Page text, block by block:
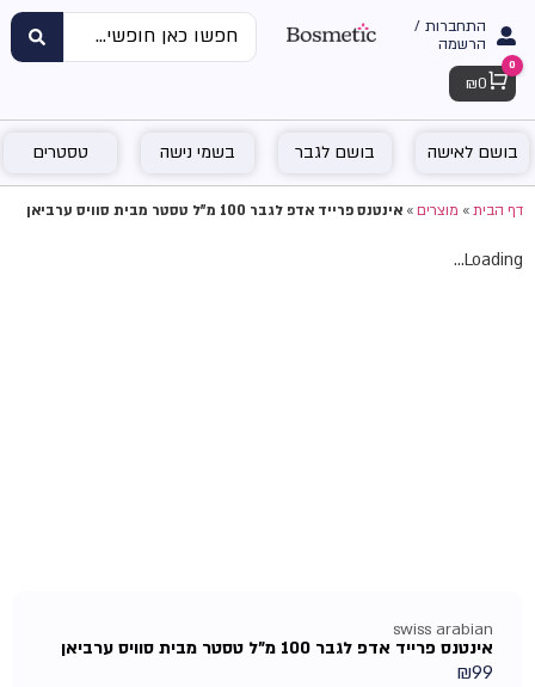
התחברות /
הרשמה
Cart
0
₪ 0
בושם לאישה בושם לגבר בשמי נישה טסטרים
דף הבית»מוצרים»אינטנס פרייד אדפ לגבר 100 מ"ל טסטר מבית סוויס ערביאן
Loading...
swiss arabian
אינטנס פרייד אדפ לגבר 100 מ"ל טסטר מבית סוויס ערביאן
₪99